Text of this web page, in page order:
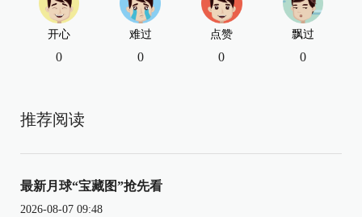
开心
0
难过
0
点赞
0
飘过
0
推荐阅读
最新月球“宝藏图”抢先看
2026-08-07 09:48